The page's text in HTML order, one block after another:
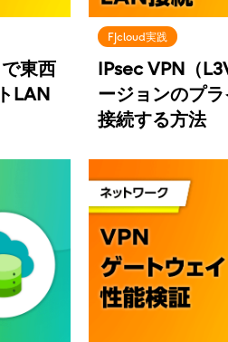
東西
LAN
FJcloud実践
IPsec VPN（
ージョンのプ
接続する方法